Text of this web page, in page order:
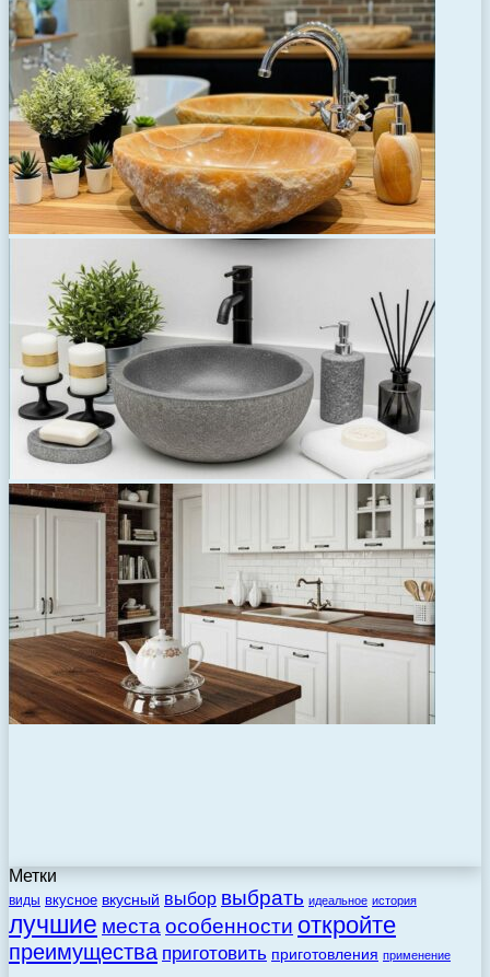
Метки
виды вкусное вкусный выбор выбрать идеальное история
лучшие места особенности откройте
преимущества приготовить приготовления применение